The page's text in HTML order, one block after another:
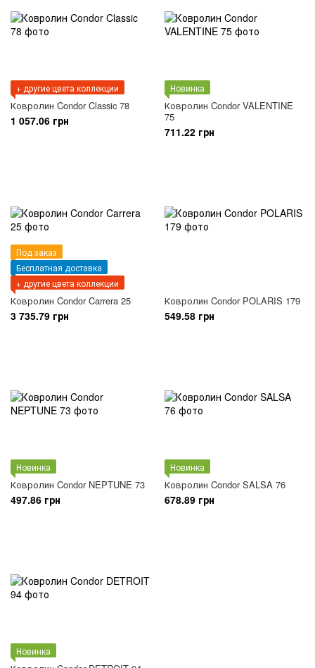
+ другие цвета коллекции
Ковролин Condor Classic 78
1 057.06 грн
Новинка
Ковролин Condor VALENTINE
75
711.22 грн
Под заказ
Бесплатная доставка
+ другие цвета коллекции
Ковролин Condor Carrera 25
3 735.79 грн
Ковролин Condor POLARIS 179
549.58 грн
Новинка
Ковролин Condor NEPTUNE 73
497.86 грн
Новинка
Ковролин Condor SALSA 76
678.89 грн
Новинка